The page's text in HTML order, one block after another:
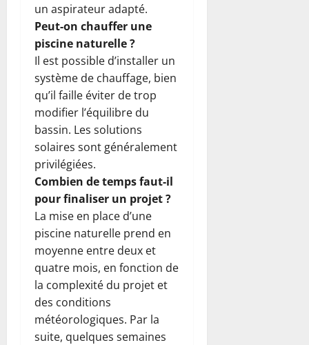
un aspirateur adapté.
Peut-on chauffer une
piscine naturelle ?
Il est possible d’installer un
système de chauffage, bien
qu’il faille éviter de trop
modifier l’équilibre du
bassin. Les solutions
solaires sont généralement
privilégiées.
Combien de temps faut-il
pour finaliser un projet ?
La mise en place d’une
piscine naturelle prend en
moyenne entre deux et
quatre mois, en fonction de
la complexité du projet et
des conditions
météorologiques. Par la
suite, quelques semaines